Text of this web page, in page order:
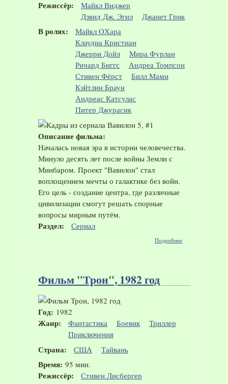
Режиссёр:
Майкл Виджер
Дэвид Дж. Эгил
Джанет Грик
В ролях:
Майкл OХара
Клаудиа Кристиан
Джерри Дойл
Мира Фурлан
Ричард Биггс
Андреа Томпсон
Стивен Фёрст
Билл Мами
Кэйтлин Браун
Андреас Катсулас
Питер Джурасик
Описание фильма:
Началась новая эра в истории человечества.
Минуло десять лет после войны Земли с
Минбаром. Проект "Вавилон" стал
воплощением мечты о галактике без войн.
Его цель - создание центра, где различные
цивилизации смогут решать спорные
вопросы мирным путём.
Раздел: Сериал
Подробнее
5", 1994-
Фильм "Трон", 1982 год
Год: 1982
Жанр: Фантастика Боевик
Триллер
Приключения
Страна: США Тайвань
Время: 95 мин.
Режиссёр: Стивен Лисбергер